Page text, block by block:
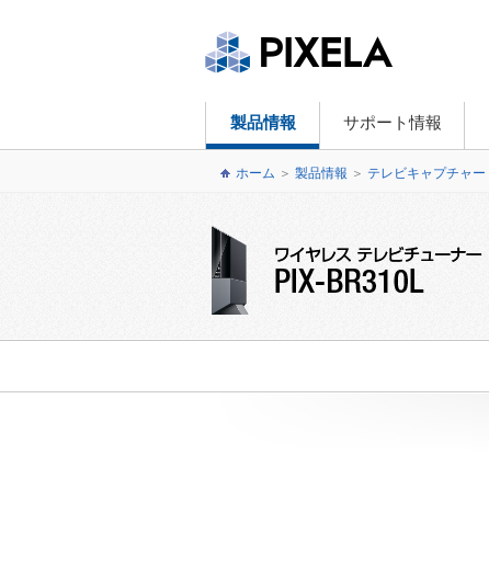
製品情報 サポート情報
ホーム ＞ 製品情報 ＞ テレビキャプチャー